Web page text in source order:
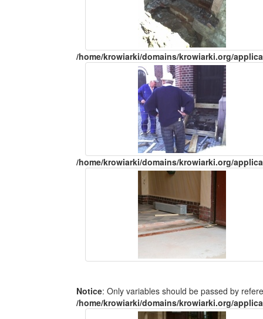
/home/krowiarki/domains/krowiarki.org/
/home/krowiarki/domains/krowiarki.org/
Notice: Only variables should be passed by
/home/krowiarki/domains/krowiarki.org/